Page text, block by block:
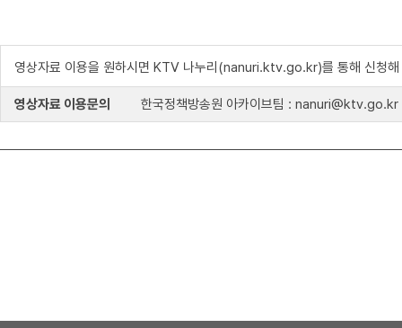
영상자료 이용을 원하시면 KTV 나누리(nanuri.ktv.go.kr)를 통해 신청해
영상자료 이용문의 한국정책방송원 아카이브팀 : nanuri@ktv.go.kr